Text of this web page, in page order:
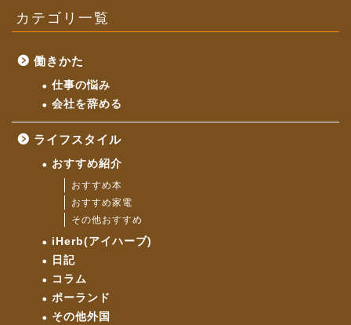
カテゴリ一覧
働きかた
仕事の悩み
会社を辞める
ライフスタイル
おすすめ紹介
おすすめ本
おすすめ家電
その他おすすめ
iHerb(アイハーブ)
日記
コラム
ポーランド
その他外国